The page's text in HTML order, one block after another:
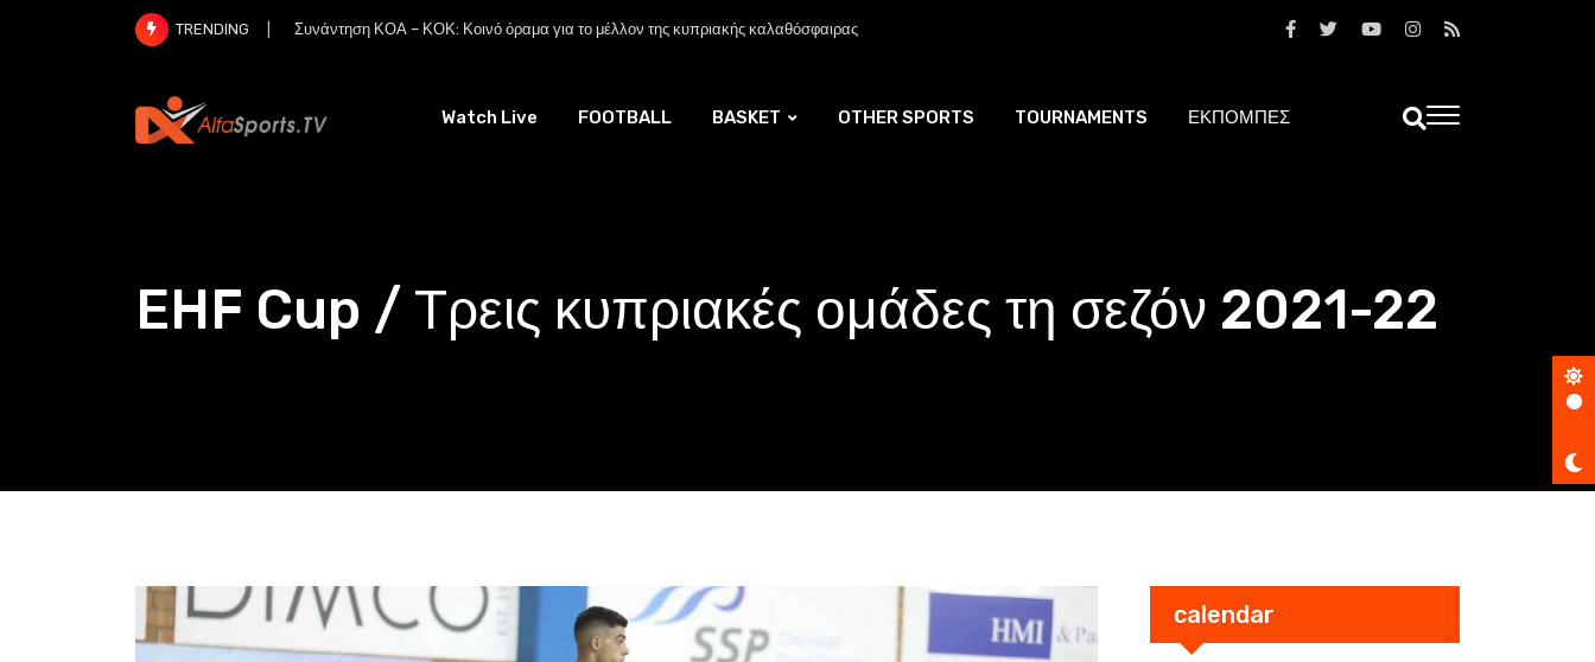
TRENDING Συνάντηση ΚΟΑ – ΚΟΚ: Κοινό όραμα για το μέλλον της κυπριακής καλαθόσφαιρας
Watch Live FOOTBALL BASKET OTHER SPORTS TOURNAMENTS ΕΚΠΟΜΠΕΣ
EHF Cup / Τρεις κυπριακές ομάδες τη σεζόν 2021-22
calendar